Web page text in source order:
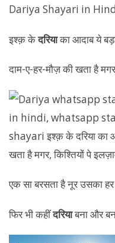
Dariya Shayari in
इश्क़ केदरियाका आदाब ये
दाम-ए-हर-मौज़ की खता है
एक सा बरसता है नूर उसका
फिर भी कहींदरियाबना और